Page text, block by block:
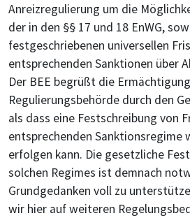
Anreizregulierung um die
der in den §§ 17 und 18 EnWG,
festgeschriebenen universellen
entsprechenden Sanktionen über
Der BEE begrüßt die
Regulierungsbehörde durch den
als dass eine Festschreibung von
entsprechenden Sanktionsregime
erfolgen kann. Die gesetzliche
solchen Regimes ist demnach
Grundgedanken voll zu
wir hier auf weiteren